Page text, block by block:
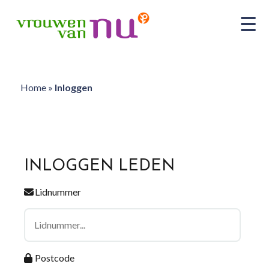
Home» Inloggen
INLOGGEN LEDEN
Lidnummer
Postcode